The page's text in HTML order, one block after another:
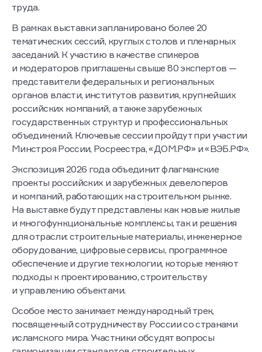
труда.
В рамках выставки запланировано более 20
тематических сессий, круглых столов и пленарных
заседаний. К участию в качестве спикеров
и модераторов приглашены свыше 80 экспертов —
представители федеральных и региональных
органов власти, институтов развития, крупнейших
российских компаний, а также зарубежных
государственных структур и профессиональных
объединений. Ключевые сессии пройдут при участии
Минстроя России, Росреестра, «ДОМ.РФ» и «ВЭБ.РФ».
Экспозиция 2026 года объединит флагманские
проекты российских и зарубежных девелоперов
и компаний, работающих на строительном рынке.
На выставке будут представлены как новые жилые
и многофункциональные комплексы, так и решения
для отрасли: строительные материалы, инженерное
оборудование, цифровые сервисы, программное
обеспечение и другие технологии, которые меняют
подходы к проектированию, строительству
и управлению объектами.
Особое место занимает международный трек,
посвященный сотрудничеству России со странами
исламского мира. Участники обсудят вопросы